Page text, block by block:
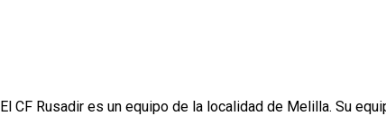
El CF Rusadir es un equipo de la localidad de Melilla. Su